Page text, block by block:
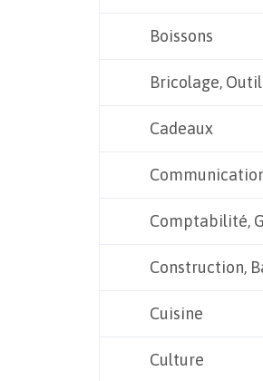
Boissons
Bricolage,
Cadeaux
Comptabilité,
Construction,
Cuisine
Culture